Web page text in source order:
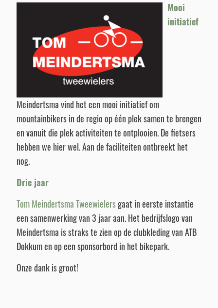
Mooi
initiatief
Meindertsma vind het een mooi initiatief om
mountainbikers in de regio op één plek samen te brengen
en vanuit die plek activiteiten te ontplooien. De fietsers
hebben we hier wel. Aan de faciliteiten ontbreekt het
nog.
Drie jaar
Tom Meindertsma Tweewielersgaat in eerste instantie
een samenwerking van 3 jaar aan. Het bedrijfslogo van
Meindertsma is straks te zien op de clubkleding van ATB
Dokkum en op een sponsorbord in het bikepark.
Onze dank is groot!